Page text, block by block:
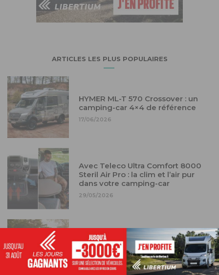
ARTICLES LES PLUS POPULAIRES
HYMER ML-T 570 Crossover : un
camping-car 4×4 de référence
17/06/2026
Avec Teleco Ultra Comfort 8000
Steril Air Pro : la clim et l’air pur
dans votre camping-car
29/05/2026
Carthago cultive l’art du camping-
car léger sur Fiat Ducato et
Mercedes Sprinter
30/03/2026